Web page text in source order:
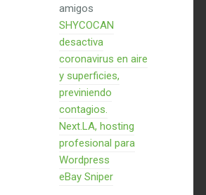
amigos
SHYCOCAN
desactiva
coronavirus en aire
y superficies,
previniendo
contagios.
Next.LA, hosting
profesional para
Wordpress
eBay Sniper